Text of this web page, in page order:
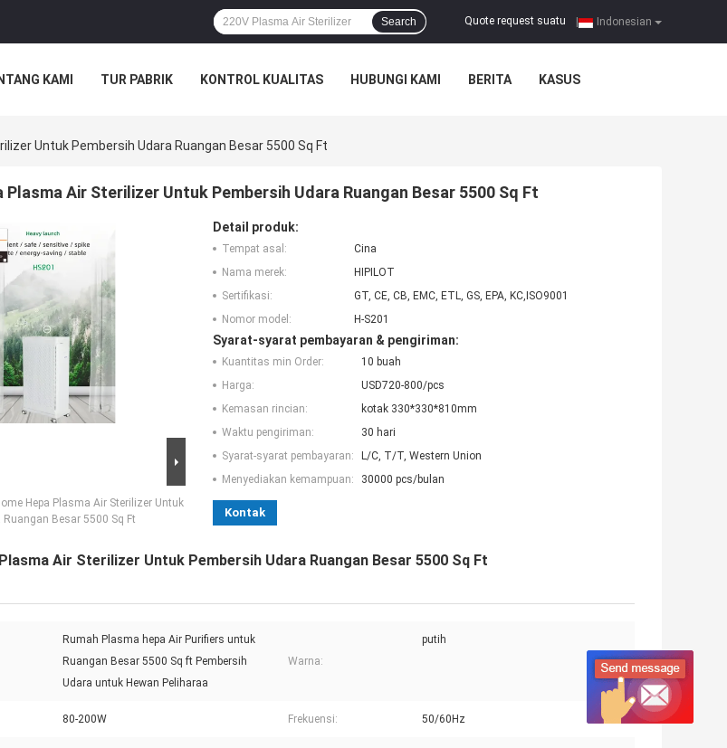
Indonesian
Quote request suatu
Search
KAMI TUR PABRIK KONTROL KUALITAS HUBUNGI KAMI BERITA KASUS
Untuk Pembersih Udara Ruangan Besar 5500 Sq Ft
Plasma Air Sterilizer Untuk Pembersih Udara Ruangan Besar 5500 Sq Ft
Hepa Plasma Air Sterilizer Untuk
Ruangan Besar 5500 Sq Ft
Detail produk:
Tempat asal:
Cina
Nama merek:
HIPILOT
Sertifikasi:
GT, CE, CB, EMC, ETL, GS, EPA, KC,ISO9001
Nomor model:
H-S201
Syarat-syarat pembayaran & pengiriman:
Kuantitas min Order:
10 buah
Harga:
USD720-800/pcs
Kemasan rincian:
kotak 330*330*810mm
Waktu pengiriman:
30 hari
Syarat-syarat pembayaran:
L/C, T/T, Western Union
Menyediakan kemampuan:
30000 pcs/bulan
Kontak
Air Sterilizer Untuk Pembersih Udara Ruangan Besar 5500 Sq Ft
Rumah Plasma hepa Air Purifiers untuk
Ruangan Besar 5500 Sq ft Pembersih
Udara untuk Hewan Peliharaa
Warna:
putih
80-200W Frekuensi: 50/60Hz